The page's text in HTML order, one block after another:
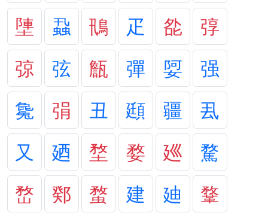
塦
蝨 鳵 疋 夞
弴
弶
弦 甔 彈 娿
强
毚
弲 丑 頲 疆
厾
又
廼 堥 婺 廵
騖
嵍
鄈 蝥 建 廸
鞪